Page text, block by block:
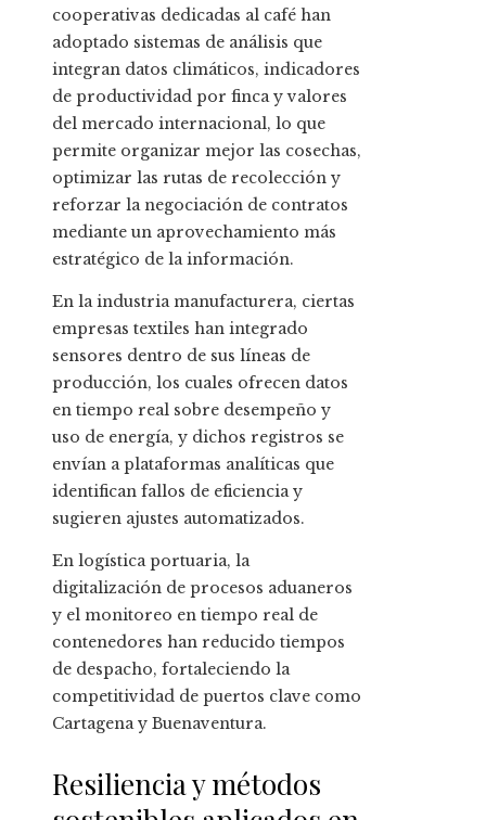
cooperativas dedicadas al café han
adoptado sistemas de análisis que
integran datos climáticos, indicadores
de productividad por finca y valores
del mercado internacional, lo que
permite organizar mejor las cosechas,
optimizar las rutas de recolección y
reforzar la negociación de contratos
mediante un aprovechamiento más
estratégico de la información.
En la industria manufacturera, ciertas
empresas textiles han integrado
sensores dentro de sus líneas de
producción, los cuales ofrecen datos
en tiempo real sobre desempeño y
uso de energía, y dichos registros se
envían a plataformas analíticas que
identifican fallos de eficiencia y
sugieren ajustes automatizados.
En logística portuaria, la
digitalización de procesos aduaneros
y el monitoreo en tiempo real de
contenedores han reducido tiempos
de despacho, fortaleciendo la
competitividad de puertos clave como
Cartagena y Buenaventura.
Resiliencia y métodos